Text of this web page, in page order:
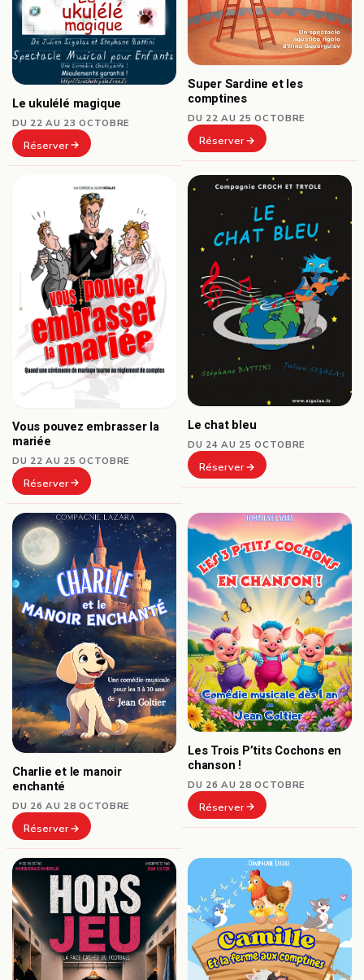
Le ukulélé magique
DU 22 AU 23 OCTOBRE
Réserver
Super Sardine et les
comptines
DU 22 AU 25 OCTOBRE
Réserver
Vous pouvez embrasser la
mariée
DU 22 AU 25 OCTOBRE
Réserver
Le chat bleu
DU 24 AU 25 OCTOBRE
Réserver
Charlie et le manoir
enchanté
DU 26 AU 28 OCTOBRE
Réserver
Les Trois P’tits Cochons en
chanson !
DU 26 AU 28 OCTOBRE
Réserver